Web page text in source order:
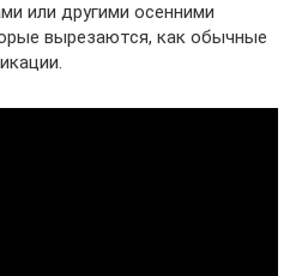
или другими осенними
вырезаются, как обычные